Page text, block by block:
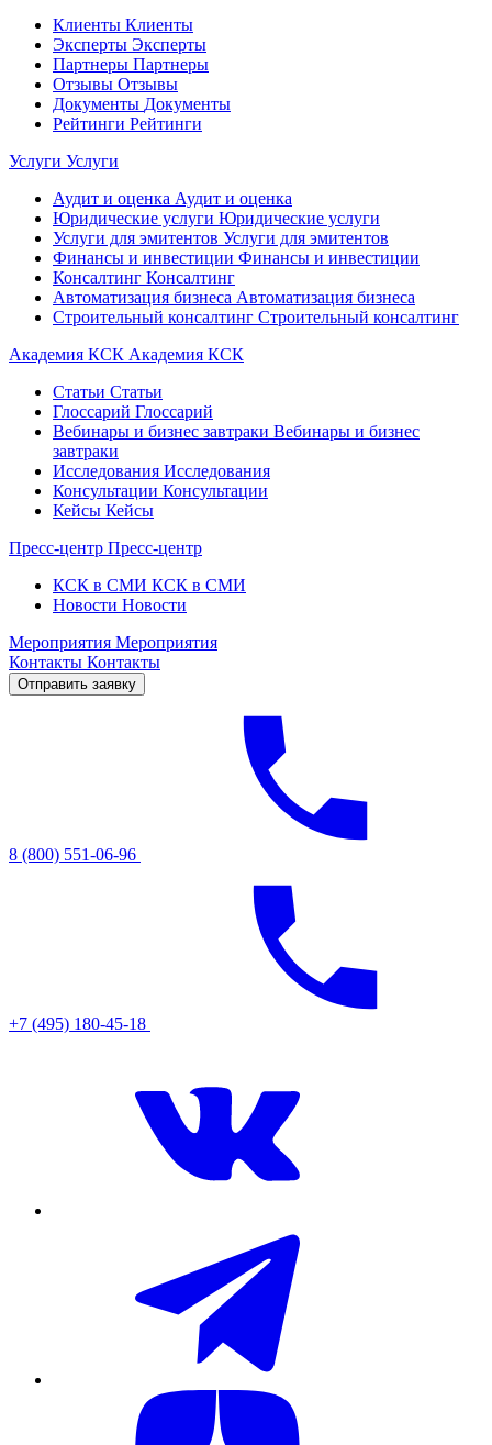
Клиенты Клиенты
Эксперты Эксперты
Партнеры Партнеры
Отзывы Отзывы
Документы Документы
Рейтинги Рейтинги
Услуги Услуги
Аудит и оценка Аудит и оценка
Юридические услуги Юридические услуги
Услуги для эмитентов Услуги для эмитентов
Финансы и инвестиции Финансы и инвестиции
Консалтинг Консалтинг
Автоматизация бизнеса Автоматизация бизнеса
Строительный консалтинг Строительный консалтинг
Академия КСК Академия КСК
Статьи Статьи
Глоссарий Глоссарий
Вебинары и бизнес завтраки Вебинары и бизнес
завтраки
Исследования Исследования
Консультации Консультации
Кейсы Кейсы
Пресс-центр Пресс-центр
КСК в СМИ КСК в СМИ
Новости Новости
Мероприятия Мероприятия
Контакты Контакты
Отправить заявку
8 (800) 551-06-96
+7 (495) 180-45-18